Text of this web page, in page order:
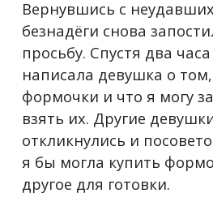
Вернувшись с
безнадёги снова
просьбу. Спустя два
написала девушка о том,
формочки и что я могу
взять их. Другие
откликнулись и
я бы могла купить
другое для готовки.